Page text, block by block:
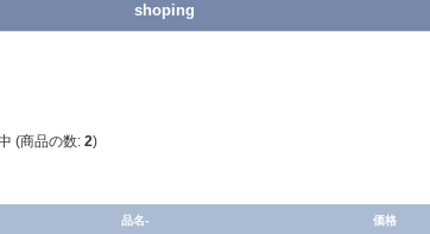
shoping
(商品の数: 2)
品名- 価格